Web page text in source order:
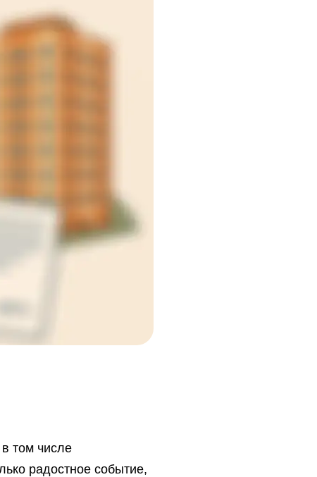
том числе
радостное событие,